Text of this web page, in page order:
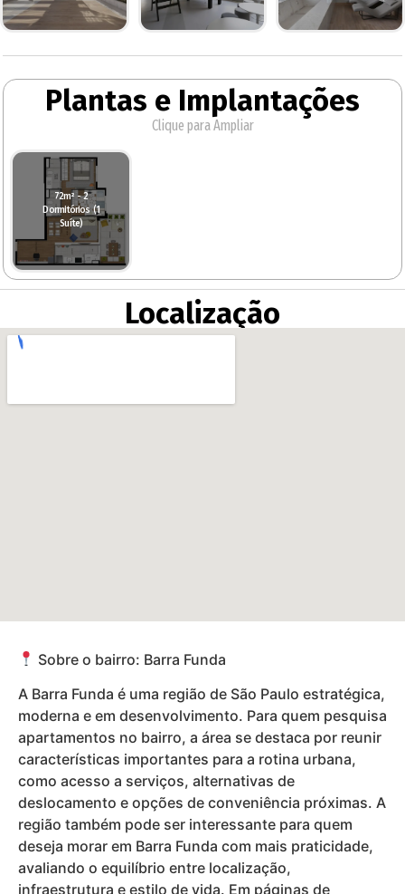
Plantas e Implantações
Clique para Ampliar
72m² - 2
Dormitórios (1
Suíte)
Localização
Sobre o bairro: Barra Funda
A Barra Funda é uma região de São Paulo estratégica,
moderna e em desenvolvimento. Para quem pesquisa
apartamentos no bairro, a área se destaca por reunir
características importantes para a rotina urbana,
como acesso a serviços, alternativas de
deslocamento e opções de conveniência próximas. A
região também pode ser interessante para quem
deseja morar em Barra Funda com mais praticidade,
avaliando o equilíbrio entre localização,
infraestrutura e estilo de vida. Em páginas de